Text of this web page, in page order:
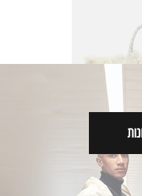
MC2 SAINT